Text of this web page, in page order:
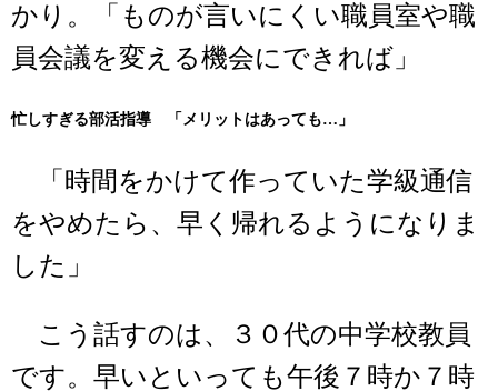
かり。「ものが言いにくい職員室や職
員会議を変える機会にできれば」
忙しすぎる部活指導 「メリットはあっても…」
「時間をかけて作っていた学級通信
をやめたら、早く帰れるようになりま
した」
こう話すのは、３０代の中学校教員
です。早いといっても午後７時か７時